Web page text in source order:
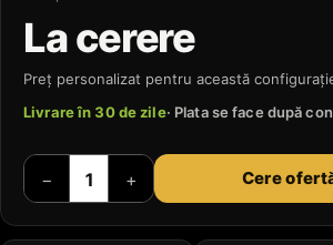
La cerere
Preț personalizat pentru această
Livrare în 30 de zile· Plata se face după
− + Cere